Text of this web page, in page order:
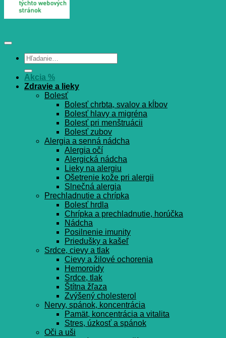
Hľadať:
Akcia %
Zdravie a lieky
Bolesť
Bolesť chrbta, svalov a kĺbov
Bolesť hlavy a migréna
Bolesť pri menštruácii
Bolesť zubov
Alergia a senná nádcha
Alergia očí
Alergická nádcha
Lieky na alergiu
Ošetrenie kože pri alergii
Slnečná alergia
Prechladnutie a chrípka
Bolesť hrdla
Chrípka a prechladnutie, horúčka
Nádcha
Posilnenie imunity
Priedušky a kašeľ
Srdce, cievy a tlak
Cievy a žilové ochorenia
Hemoroidy
Srdce, tlak
Štítna žľaza
Zvýšený cholesterol
Nervy, spánok, koncentrácia
Pamät, koncentrácia a vitalita
Stres, úzkosť a spánok
Oči a uši